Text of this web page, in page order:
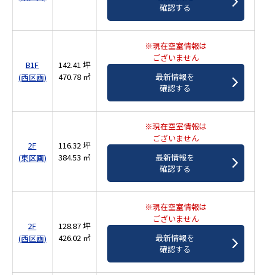
確認する
B1F
(西区画)
142.41 坪
470.78 ㎡
※現在空室情報は
ございません
最新情報を
確認する
2F
(東区画)
116.32 坪
384.53 ㎡
※現在空室情報は
ございません
最新情報を
確認する
2F
(西区画)
128.87 坪
426.02 ㎡
※現在空室情報は
ございません
最新情報を
確認する